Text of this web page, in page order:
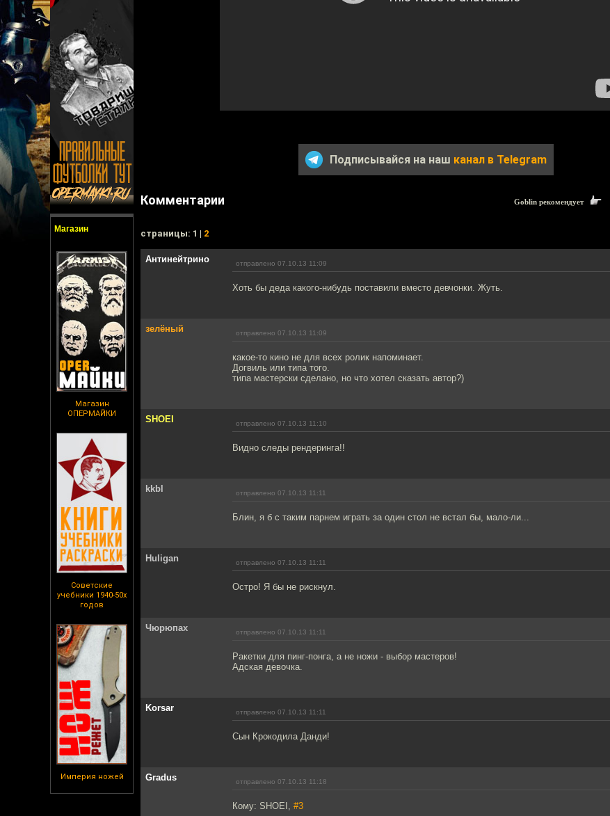
Магазин
Магазин
ОПЕРМАЙКИ
Советские
учебники 1940-50х
годов
Империя ножей
Подписывайся на наш канал в Telegram
Комментарии Goblin рекомендует
cтраницы: 1 | 2
Антинейтрино отправлено 07.10.13 11:09
Хоть бы деда какого-нибудь поставили вместо девчонки. Жуть.
зелёный отправлено 07.10.13 11:09
какое-то кино не для всех ролик напоминает.
Догвиль или типа того.
типа мастерски сделано, но что хотел сказать автор?)
SHOEI отправлено 07.10.13 11:10
Видно следы рендеринга!!
kkbl отправлено 07.10.13 11:11
Блин, я б с таким парнем играть за один стол не встал бы, мало-ли...
Huligan отправлено 07.10.13 11:11
Остро! Я бы не рискнул.
Чюрюпах отправлено 07.10.13 11:11
Ракетки для пинг-понга, а не ножи - выбор мастеров!
Адская девочка.
Korsar отправлено 07.10.13 11:11
Сын Крокодила Данди!
Gradus отправлено 07.10.13 11:18
Кому: SHOEI, #3